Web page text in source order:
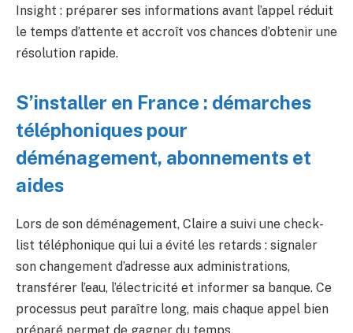
Insight : préparer ses informations avant l’appel réduit
le temps d’attente et accroît vos chances d’obtenir une
résolution rapide.
S’installer en France : démarches
téléphoniques pour
déménagement, abonnements et
aides
Lors de son déménagement, Claire a suivi une check-
list téléphonique qui lui a évité les retards : signaler
son changement d’adresse aux administrations,
transférer l’eau, l’électricité et informer sa banque. Ce
processus peut paraître long, mais chaque appel bien